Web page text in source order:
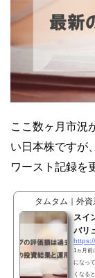
ここ数ヶ月市況
い日本株ですが
ワースト記録を
タムタム｜外資
スイ
バリ
1ヵ月前
になっ
くなる